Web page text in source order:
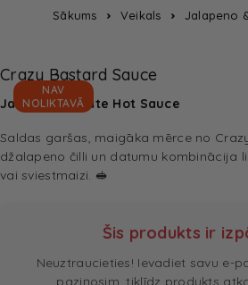
Sākums Veikals Jalapeno
NAV
NOLIKTAVĀ
Crazy Bastard Sauce
Jalapeno & Date Hot Sauce
Saldas garšas, maigāka mērce no
džalapeno čilli un datumu kombinācija
vai sviestmaizi. 🥪
Šis produkts ir
Neuztraucieties! Ievadiet savu e-